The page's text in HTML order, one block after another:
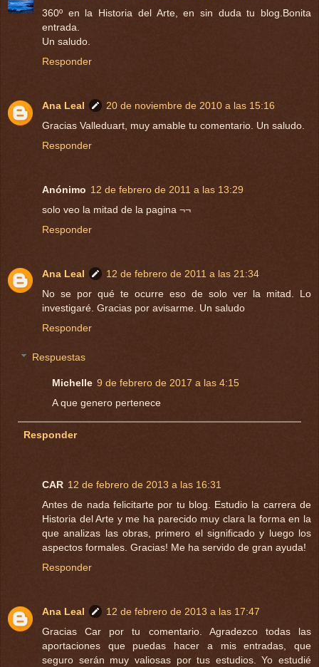
360º en la Historia del Arte, en sin duda tu blog.Bonita
entrada.
Un saludo.
Responder
Ana Leal
20 de noviembre de 2010 a las 15:16
Gracias Valleduart, muy amable tu comentario. Un saludo.
Responder
Anónimo 12 de febrero de 2011 a las 13:29
solo veo la mitad de la pagina ¬¬
Responder
Ana Leal
12 de febrero de 2011 a las 21:34
No se por qué te ocurre eso de solo ver la mitad. Lo
investigaré. Gracias por avisarme. Un saludo
Responder
Respuestas
Michelle 9 de febrero de 2017 a las 4:15
A que genero pertenece
Responder
CAR 12 de febrero de 2013 a las 16:31
Antes de nada felicitarte por tu blog. Estudio la carrera de
Historia del Arte y me ha parecido muy clara la forma en la
que analizas las obras, primero el significado y luego los
aspectos formales. Gracias! Me ha servido de gran ayuda!
Responder
Ana Leal
12 de febrero de 2013 a las 17:47
Gracias Car por tu comentario. Agradezco todas las
aportaciones que puedas hacer a mis entradas, que
seguro serán muy valiosas por tus estudios. Yo estudié